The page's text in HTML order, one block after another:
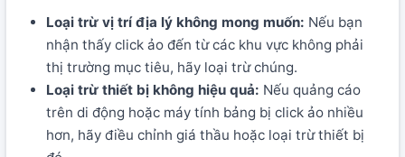
Loại trừ vị trí địa lý không mong muốn: Nếu bạn
nhận thấy click ảo đến từ các khu vực không phải
thị trường mục tiêu, hãy loại trừ chúng.
Loại trừ thiết bị không hiệu quả: Nếu quảng cáo
trên di động hoặc máy tính bảng bị click ảo nhiều
hơn, hãy điều chỉnh giá thầu hoặc loại trừ thiết bị